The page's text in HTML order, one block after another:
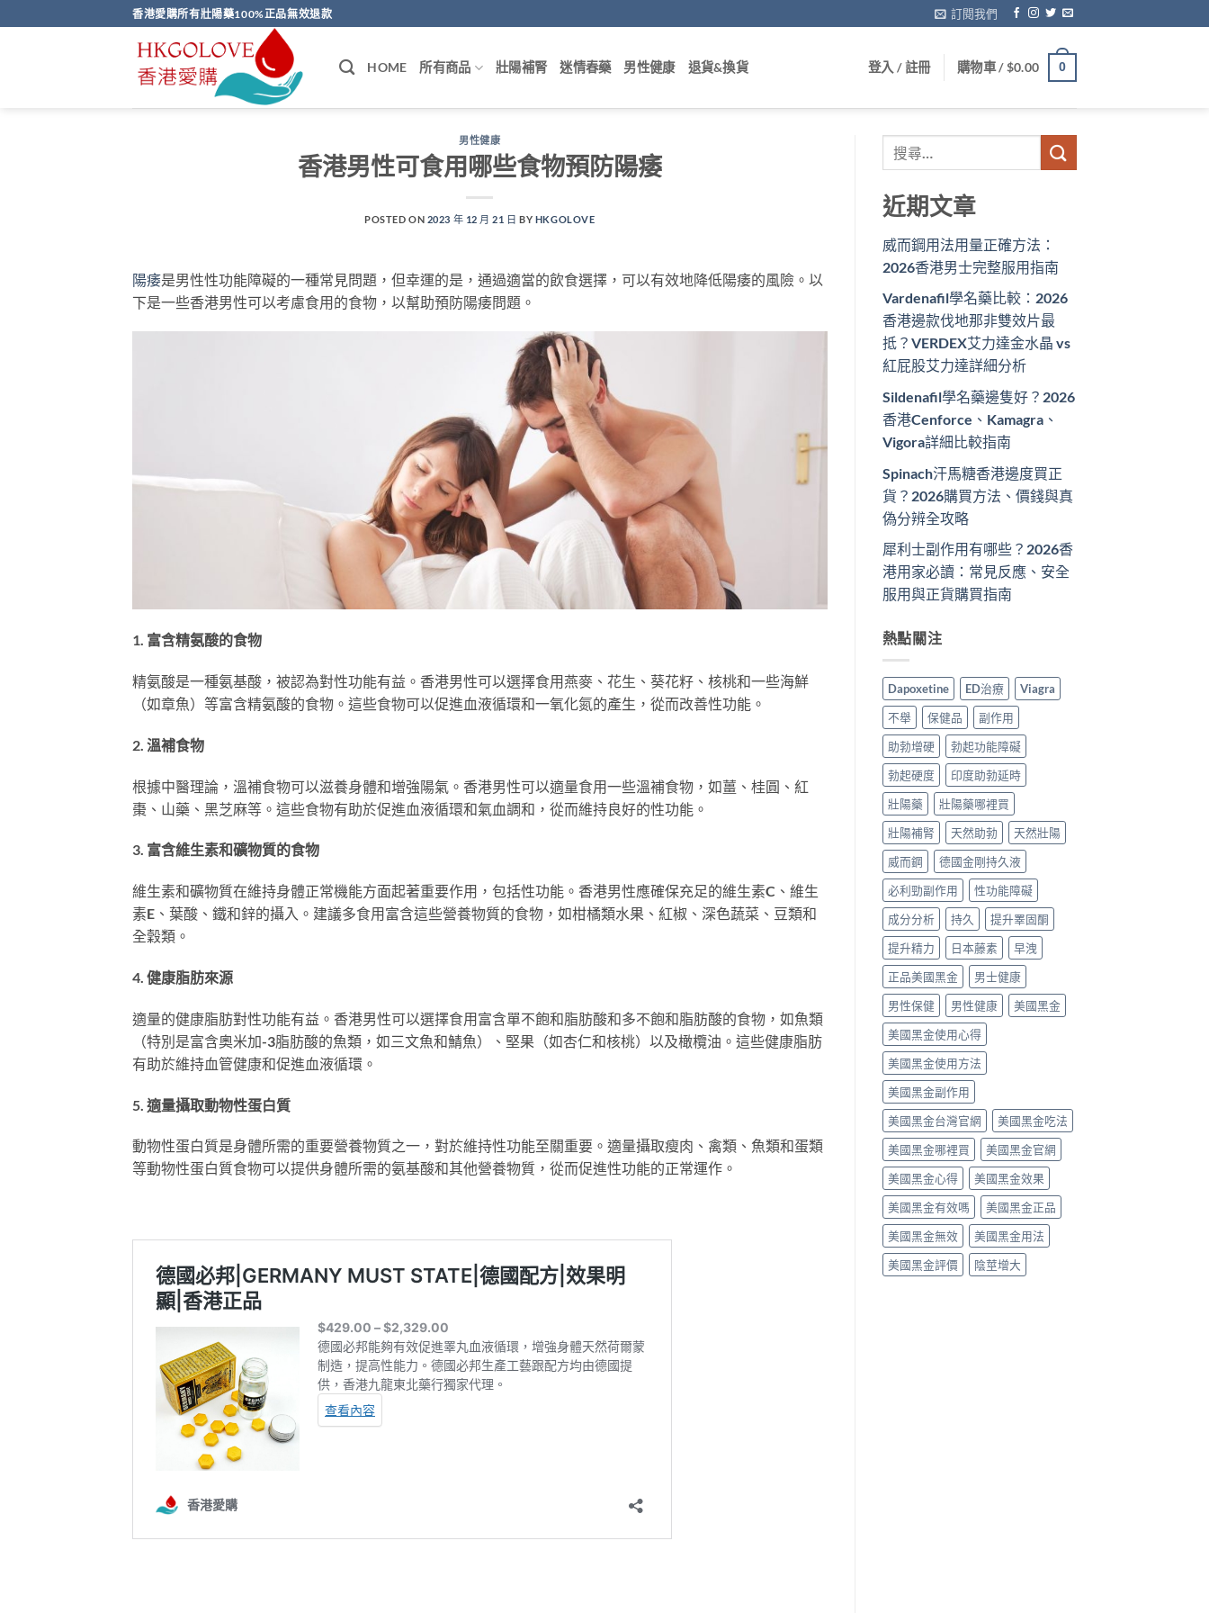
to
香港愛購所有壯陽藥100%正品無效退款 訂閱我們
HOME 所有商品 壯陽補腎 迷情春藥 男性健康 退貨&換貨 登入 / 註冊 購物車 /$0.00 0
男性健康
香港男性可食用哪些食物預防陽痿
POSTED ON 2023 年 12 月 21 日 BY HKGOLOVE
陽痿是男性性功能障礙的一種常見問題，但幸運的是，通過適當的飲食選擇，可以有效地降低陽痿的風險。以
下是一些香港男性可以考慮食用的食物，以幫助預防陽痿問題。
1. 富含精氨酸的食物
精氨酸是一種氨基酸，被認為對性功能有益。香港男性可以選擇食用燕麥、花生、葵花籽、核桃和一些海鮮
（如章魚）等富含精氨酸的食物。這些食物可以促進血液循環和一氧化氮的產生，從而改善性功能。
2. 溫補食物
根據中醫理論，溫補食物可以滋養身體和增強陽氣。香港男性可以適量食用一些溫補食物，如薑、桂圓、紅
棗、山藥、黑芝麻等。這些食物有助於促進血液循環和氣血調和，從而維持良好的性功能。
3. 富含維生素和礦物質的食物
維生素和礦物質在維持身體正常機能方面起著重要作用，包括性功能。香港男性應確保充足的維生素C、維生
素E、葉酸、鐵和鋅的攝入。建議多食用富含這些營養物質的食物，如柑橘類水果、紅椒、深色蔬菜、豆類和
全穀類。
4. 健康脂肪來源
適量的健康脂肪對性功能有益。香港男性可以選擇食用富含單不飽和脂肪酸和多不飽和脂肪酸的食物，如魚類
（特別是富含奧米加-3脂肪酸的魚類，如三文魚和鯖魚）、堅果（如杏仁和核桃）以及橄欖油。這些健康脂肪
有助於維持血管健康和促進血液循環。
5. 適量攝取動物性蛋白質
動物性蛋白質是身體所需的重要營養物質之一，對於維持性功能至關重要。適量攝取瘦肉、禽類、魚類和蛋類
等動物性蛋白質食物可以提供身體所需的氨基酸和其他營養物質，從而促進性功能的正常運作。
近期文章
威而鋼用法用量正確方法：
2026香港男士完整服用指南
Vardenafil學名藥比較：2026
香港邊款伐地那非雙效片最
抵？VERDEX艾力達金水晶 vs
紅屁股艾力達詳細分析
Sildenafil學名藥邊隻好？2026
香港Cenforce、Kamagra、
Vigora詳細比較指南
Spinach汗馬糖香港邊度買正
貨？2026購買方法、價錢與真
偽分辨全攻略
犀利士副作用有哪些？2026香
港用家必讀：常見反應、安全
服用與正貨購買指南
熱點關注
Dapoxetine ED治療
Viagra
不舉
保健品
副作用
助勃增硬
勃起功能障礙
勃起硬度
印度助勃延時
壯陽藥
壯陽藥哪裡買
壯陽補腎
天然助勃
天然壯陽
威而鋼
德國金剛持久液
必利勁副作用
性功能障礙
成分分析
持久
提升睪固酮
提升精力
日本藤素
早洩
正品美國黑金
男士健康
男性保健
男性健康
美國黑金
美國黑金使用心得
美國黑金使用方法
美國黑金副作用
美國黑金台灣官網
美國黑金吃法
美國黑金哪裡買
美國黑金官網
美國黑金心得
美國黑金效果
美國黑金有效嗎
美國黑金正品
美國黑金無效
美國黑金用法
美國黑金評價
陰莖增大